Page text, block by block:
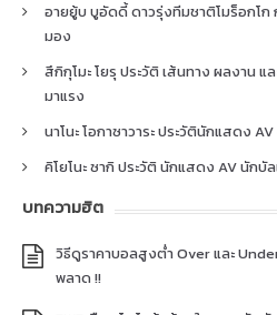
อายยู้บ บูอัดดี้ ดาวรุ่งทีมชาติโมร็อกโก
มอง
สึกิกุโมะ โยรุ ประวัติ เส้นทาง ผลงาน
มาแรง
นาโนะ โอกาซาวาระ ประวัตินักแสดง
คิโยโนะ ซากิ ประวัติ นักแสดง AV นัก
บทความฮิต
วิธีดูราคาบอลสูงต่ำ Over และ
พลาด !!